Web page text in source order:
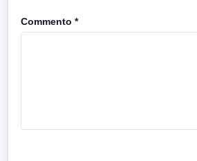
Commento *